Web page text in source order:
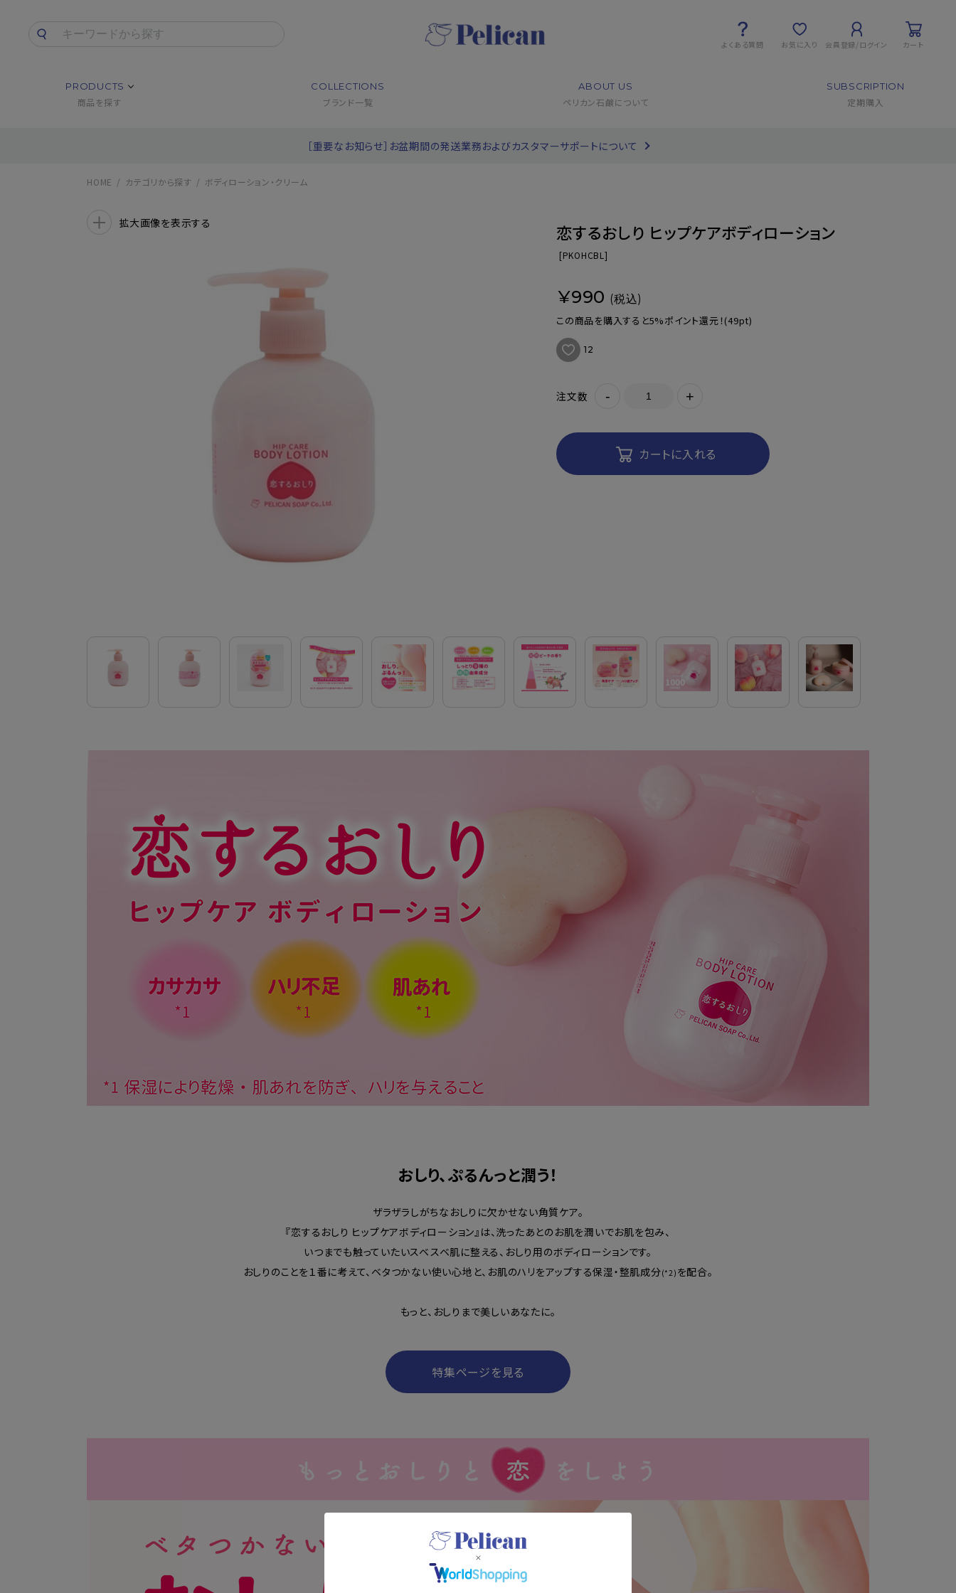
よくある質問 お気に入り 会員登録/ログイン カート
PRODUCTS
商品を探す
COLLECTIONS
ブランド一覧
ABOUT US
ペリカン石鹸について
SUBSCRIPTION
定期購入
［重要なお知らせ］お盆期間の発送業務およびカスタマーサポートについて
HOME カテゴリから探す ボディローション・クリーム
拡大画像を表示する 恋するおしり ヒップケアボディローション
[PKOHCBL]
¥990 (税込)
この商品を購入すると5%ポイント還元！(49pt)
12
注文数 - +
カートに入れる
おしり、ぷるんっと潤う！
ザラザラしがちなおしりに欠かせない角質ケア。
『恋するおしり ヒップケアボディローション』は、洗ったあとのお肌を潤いでお肌を包み、
いつまでも触っていたいスベスベ肌に整える、おしり用のボディローションです。
おしりのことを１番に考えて、ベタつかない使い心地と、お肌のハリをアップする保湿・整肌成分(*2) を配合。
もっと、おしりまで美しいあなたに。
特集ページを見る